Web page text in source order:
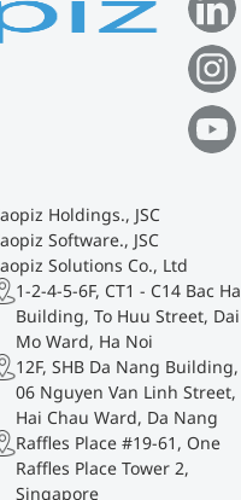
Holdings., JSC
Software., JSC
Solutions Co., Ltd
1-2-4-5-6F, CT1 - C14 Bac Ha
Building, To Huu Street, Dai
Mo Ward, Ha Noi
12F, SHB Da Nang Building,
06 Nguyen Van Linh Street,
Hai Chau Ward, Da Nang
Raffles Place #19-61, One
Raffles Place Tower 2,
Singapore